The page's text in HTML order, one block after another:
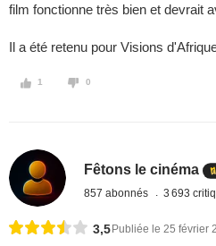
film fonctionne très bien et devrait
Il a été retenu pour Visions
1 0
Fêtons le cinéma
857 abonnés 3 693
3,5 Publiée le 25 février